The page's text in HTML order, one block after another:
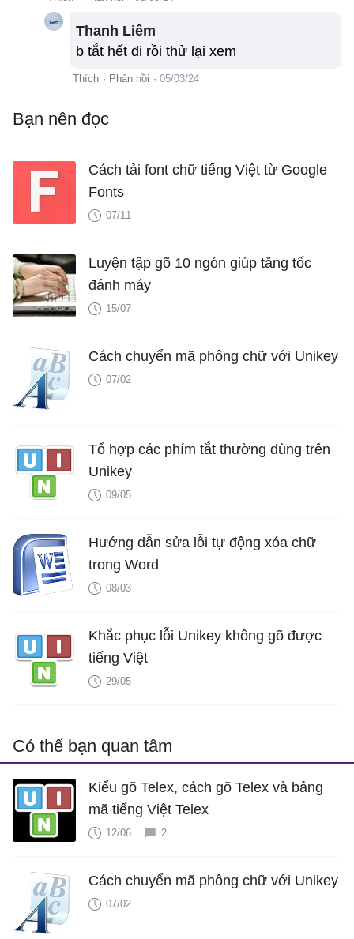
Thanh Liêm
b tắt hết đi rồi thử lại xem
Thích · Phản hồi · 05/03/24
Bạn nên đọc
Cách tải font chữ tiếng Việt từ Google
Fonts
07/11
Luyện tập gõ 10 ngón giúp tăng tốc
đánh máy
15/07
Cách chuyển mã phông chữ với Unikey
07/02
Tổ hợp các phím tắt thường dùng trên
Unikey
09/05
Hướng dẫn sửa lỗi tự động xóa chữ
trong Word
08/03
Khắc phục lỗi Unikey không gõ được
tiếng Việt
29/05
Có thể bạn quan tâm
Kiểu gõ Telex, cách gõ Telex và bảng
mã tiếng Việt Telex
12/06 2
Cách chuyển mã phông chữ với Unikey
07/02